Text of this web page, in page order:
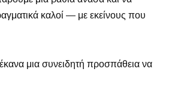
καλοί — με εκείνους που
μια συνειδητή προσπάθεια να